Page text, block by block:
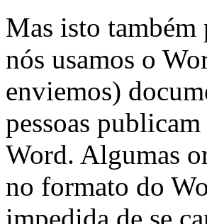
Mas isto também
nós usamos o
enviemos)
pessoas
Word. Algumas
no formato do